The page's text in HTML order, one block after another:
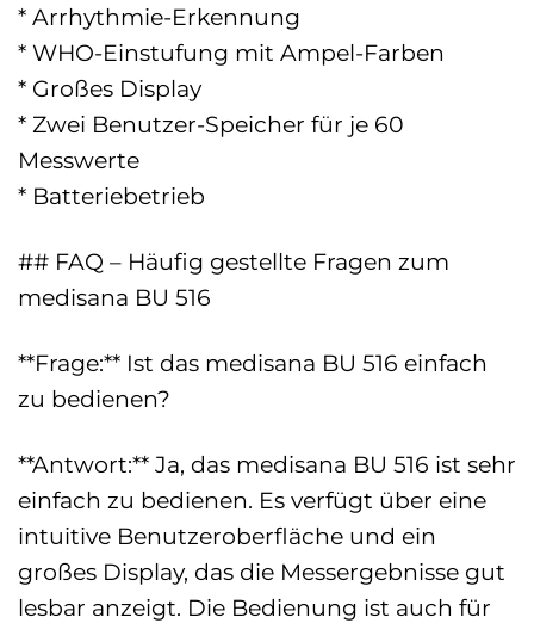
* Arrhythmie-Erkennung
* WHO-Einstufung mit Ampel-Farben
* Großes Display
* Zwei Benutzer-Speicher für je 60
Messwerte
* Batteriebetrieb
## FAQ – Häufig gestellte Fragen zum
medisana BU 516
**Frage:** Ist das medisana BU 516 einfach
zu bedienen?
**Antwort:** Ja, das medisana BU 516 ist sehr
einfach zu bedienen. Es verfügt über eine
intuitive Benutzeroberfläche und ein
großes Display, das die Messergebnisse gut
lesbar anzeigt. Die Bedienung ist auch für